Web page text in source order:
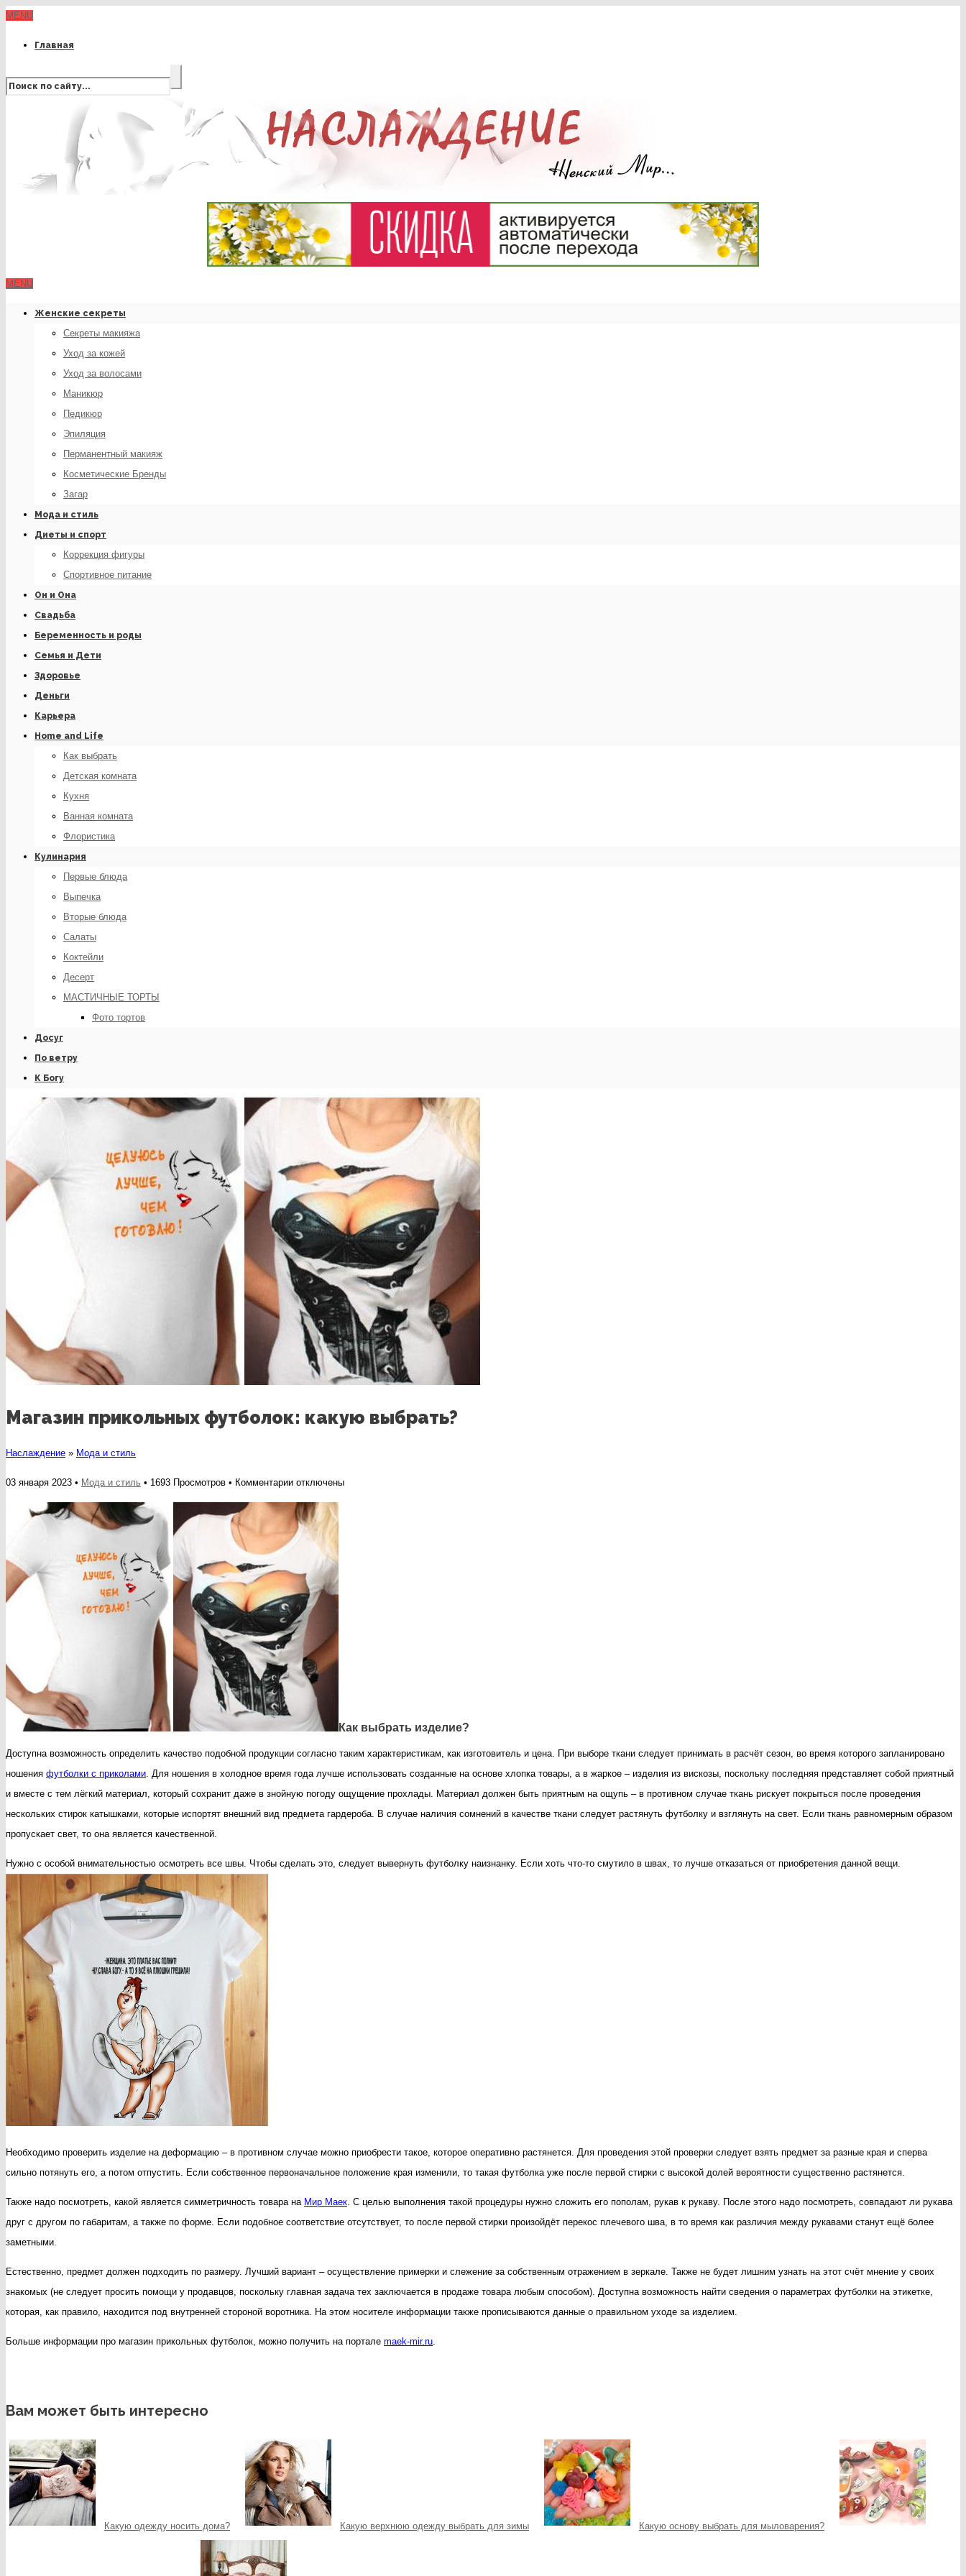
MENU
Главная
MENU
Женские секреты
Секреты макияжа
Уход за кожей
Уход за волосами
Маникюр
Педикюр
Эпиляция
Перманентный макияж
Косметические Бренды
Загар
Мода и стиль
Диеты и спорт
Коррекция фигуры
Спортивное питание
Он и Она
Свадьба
Беременность и роды
Семья и Дети
Здоровье
Деньги
Карьера
Home and Life
Как выбрать
Детская комната
Кухня
Ванная комната
Флористика
Кулинария
Первые блюда
Выпечка
Вторые блюда
Салаты
Коктейли
Десерт
МАСТИЧНЫЕ ТОРТЫ
Фото тортов
Досуг
По ветру
К Богу
Магазин прикольных футболок: какую выбрать?
Наслаждение » Мода и стиль
03 января 2023 • Мода и стиль • 1693 Просмотров • Комментариик
записи
Магазин
прикольных
футболок:
какую
выбрать?
отключены
Как выбрать изделие?
Доступна возможность определить качество подобной продукции согласно таким характеристикам, как изготовитель и цена. При выборе ткани следует принимать в расчёт сезон, во время которого запланировано
ношения футболки с приколами. Для ношения в холодное время года лучше использовать созданные на основе хлопка товары, а в жаркое – изделия из вискозы, поскольку последняя представляет собой приятный
и вместе с тем лёгкий материал, который сохранит даже в знойную погоду ощущение прохлады. Материал должен быть приятным на ощупь – в противном случае ткань рискует покрыться после проведения
нескольких стирок катышками, которые испортят внешний вид предмета гардероба. В случае наличия сомнений в качестве ткани следует растянуть футболку и взглянуть на свет. Если ткань равномерным образом
пропускает свет, то она является качественной.
Нужно с особой внимательностью осмотреть все швы. Чтобы сделать это, следует вывернуть футболку наизнанку. Если хоть что-то смутило в швах, то лучше отказаться от приобретения данной вещи.
Необходимо проверить изделие на деформацию – в противном случае можно приобрести такое, которое оперативно растянется. Для проведения этой проверки следует взять предмет за разные края и сперва
сильно потянуть его, а потом отпустить. Если собственное первоначальное положение края изменили, то такая футболка уже после первой стирки с высокой долей вероятности существенно растянется.
Также надо посмотреть, какой является симметричность товара на Мир Маек. С целью выполнения такой процедуры нужно сложить его пополам, рукав к рукаву. После этого надо посмотреть, совпадают ли рукава
друг с другом по габаритам, а также по форме. Если подобное соответствие отсутствует, то после первой стирки произойдёт перекос плечевого шва, в то время как различия между рукавами станут ещё более
заметными.
Естественно, предмет должен подходить по размеру. Лучший вариант – осуществление примерки и слежение за собственным отражением в зеркале. Также не будет лишним узнать на этот счёт мнение у своих
знакомых (не следует просить помощи у продавцов, поскольку главная задача тех заключается в продаже товара любым способом). Доступна возможность найти сведения о параметрах футболки на этикетке,
которая, как правило, находится под внутренней стороной воротника. На этом носителе информации также прописываются данные о правильном уходе за изделием.
Больше информации про магазин прикольных футболок, можно получить на портале maek-mir.ru.
Вам может быть интересно
Какую одежду носить дома? Какую верхнюю одежду выбрать для зимы Какую основу выбрать для мыловарения?